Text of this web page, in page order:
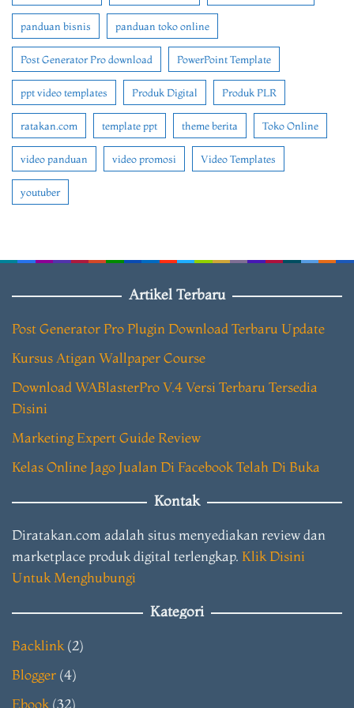
panduan bisnis panduan toko online
Post Generator Pro download PowerPoint Template
ppt video templates Produk Digital Produk PLR
ratakan.com template ppt theme berita Toko Online
video panduan video promosi Video Templates
youtuber
Artikel Terbaru
Post Generator Pro Plugin Download Terbaru Update
Kursus Atigan Wallpaper Course
Download WABlasterPro V.4 Versi Terbaru Tersedia
Disini
Marketing Expert Guide Review
Kelas Online Jago Jualan Di Facebook Telah Di Buka
Kontak
Diratakan.com adalah situs menyediakan review dan
marketplace produk digital terlengkap. Klik Disini
Untuk Menghubungi
Kategori
Backlink (2)
Blogger (4)
Ebook (32)